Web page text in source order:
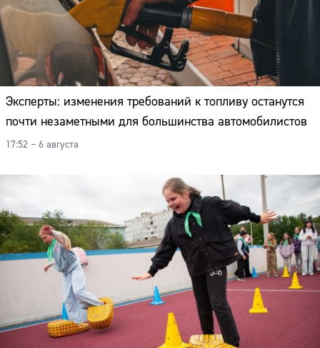
Эксперты: изменения требований к топливу останутся
почти незаметными для большинства автомобилистов
17:52 – 6 августа